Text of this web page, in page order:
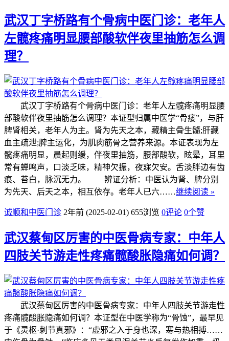
武汉丁字桥路有个骨病中医门诊：老年人
左髋疼痛明显腰部酸软伴夜里抽筋怎么调
理？
武汉丁字桥路有个骨病中医门诊：老年人左髋疼痛明显腰
部酸软伴夜里抽筋怎么调理？本证型归属中医学“骨痿”，与肝
脾肾相关，老年人为主。肾为先天之本，藏精主骨生髓;肝藏
血主疏泄;脾主运化，为肌肉筋骨之营养来源。本证表现为左
髋疼痛明显，晨起则缓，伴夜里抽筋，腰部酸软，眩晕，耳里
常有蝉鸣声，口淡乏味，精神欠振，夜寐欠安。舌淡胖边有齿
痕、苔白，脉沉无力。 辨证分析：中医认为肾、脾分别
为先天、后天之本，相互依存。老年人已六……继续阅读 »
诚顺和中医门诊 2年前 (2025-02-01) 655浏览 0评论 0个赞
武汉蔡甸区厉害的中医骨病专家：中年人
四肢关节游走性疼痛髋酸胀隐痛如何调？
武汉蔡甸区厉害的中医骨病专家：中年人四肢关节游走性
疼痛髋酸胀隐痛如何调？本证型在中医学称为“骨蚀”，最早见
于《灵枢·刺节真邪》：“虚邪之入于身也深，寒与热相搏……